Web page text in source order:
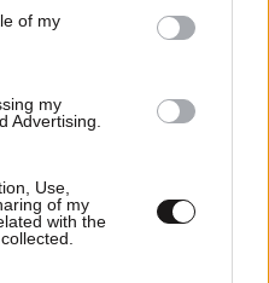
of my
my
Advertising.
Use,
of my
with the